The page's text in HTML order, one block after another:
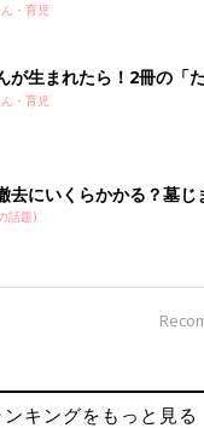
ぱい・ミルクの基本と夏
・育児
が生まれたら！2冊の「
・育児
去にいくらかかる？墓じ
話題)
ンキングをもっと見る